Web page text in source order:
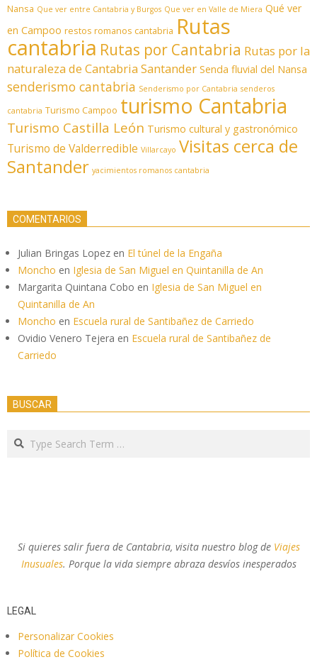
Nansa Que ver entre Cantabria y Burgos Que ver en Valle de Miera Qué ver
en Campoo restos romanos cantabria Rutas
cantabria Rutas por Cantabria Rutas por la
naturaleza de CantabriaSantander Senda fluvial del Nansa
senderismo cantabria Senderismo por Cantabria senderos
cantabria Turismo Campoo turismo Cantabria
Turismo Castilla León Turismo cultural y gastronómico
Turismo de Valderredible Villarcayo Visitas cerca de
Santander yacimientos romanos cantabria
COMENTARIOS
Julian Bringas Lopez en El túnel de la Engaña
Moncho en Iglesia de San Miguel en Quintanilla de An
Margarita Quintana Cobo en Iglesia de San Miguel en
Quintanilla de An
Moncho en Escuela rural de Santibañez de Carriedo
Ovidio Venero Tejera en Escuela rural de Santibañez de
Carriedo
BUSCAR
Search
Si quieres salir fuera de Cantabria, visita nuestro blog de Viajes
Inusuales. Porque la vida siempre abraza desvíos inesperados
LEGAL
Personalizar Cookies
Política de Cookies